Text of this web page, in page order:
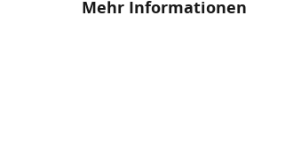
Mehr Informationen